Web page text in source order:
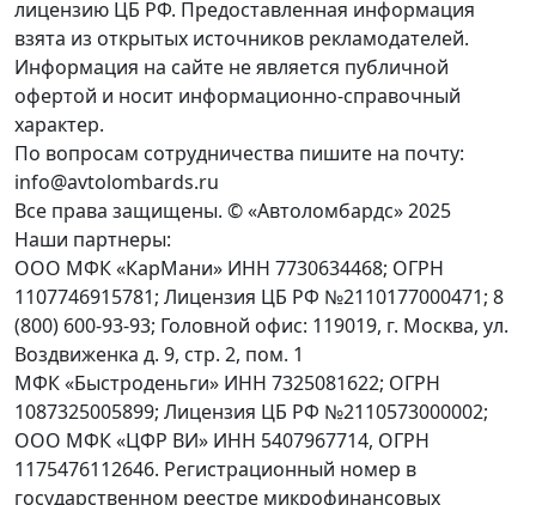
лицензию ЦБ РФ. Предоставленная информация
взята из открытых источников рекламодателей.
Информация на сайте не является публичной
офертой и носит информационно-справочный
характер.
По вопросам сотрудничества пишите на почту:
info@avtolombards.ru
Все права защищены. © «Автоломбардс» 2025
Наши партнеры:
ООО МФК «КарМани» ИНН 7730634468; ОГРН
1107746915781; Лицензия ЦБ РФ №2110177000471; 8
(800) 600-93-93; Головной офис: 119019, г. Москва, ул.
Воздвиженка д. 9, стр. 2, пом. 1
МФК «Быстроденьги» ИНН 7325081622; ОГРН
1087325005899; Лицензия ЦБ РФ №2110573000002;
ООО МФК «ЦФР ВИ» ИНН 5407967714, ОГРН
1175476112646. Регистрационный номер в
государственном реестре микрофинансовых